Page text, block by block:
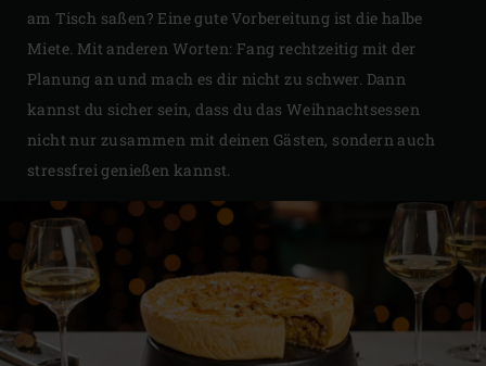
am Tisch saßen? Eine gute Vorbereitung ist die halbe
Miete. Mit anderen Worten: Fang rechtzeitig mit der
Planung an und mach es dir nicht zu schwer. Dann
kannst du sicher sein, dass du das Weihnachtsessen
nicht nur zusammen mit deinen Gästen, sondern auch
stressfrei genießen kannst.